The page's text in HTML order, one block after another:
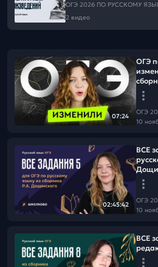
ОГЭ 2026 ПО РУССКОМУ
2 видео
07:24
ОГЭ
ОГЭ
10
02:45:42
ВСЕ
ОГЭ
10
ВСЕ